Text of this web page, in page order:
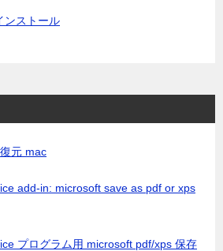
ンストール
元 mac
add-in: microsoft save as pdf or xps
プログラム用 microsoft pdf/xps 保存